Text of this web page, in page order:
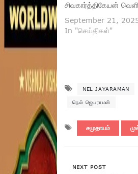
சிவகார்த்திகேயன்
September 21,
In "செய்திகள்"
NEL JAYARAMAN
நெல் ஜெயராமன்
சமுதாயம்
NEXT POST